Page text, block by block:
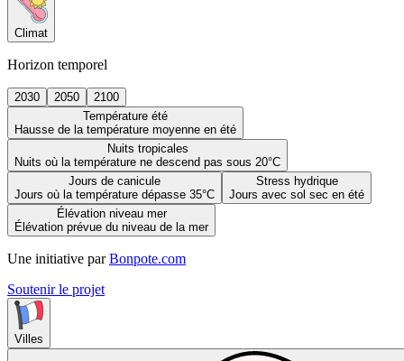
Climat
Horizon temporel
2030 2050
2100
Température été
Hausse de la température moyenne en été
Nuits tropicales
Nuits où la température ne descend pas sous 20°C
Jours de canicule
Jours où la température dépasse 35°C
Stress hydrique
Jours avec sol sec en été
Élévation niveau mer
Élévation prévue du niveau de la mer
Une initiative par Bonpote.com
Soutenir le projet
Villes